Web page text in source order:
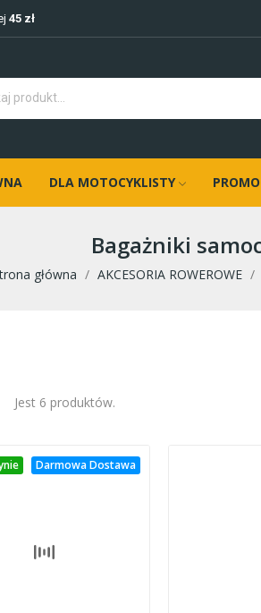
45 zł
DLA MOTOCYKLISTY
Bagażniki
główna AKCESORIA ROWEROWE
Jest 6 produktów.
Darmowa Dostawa